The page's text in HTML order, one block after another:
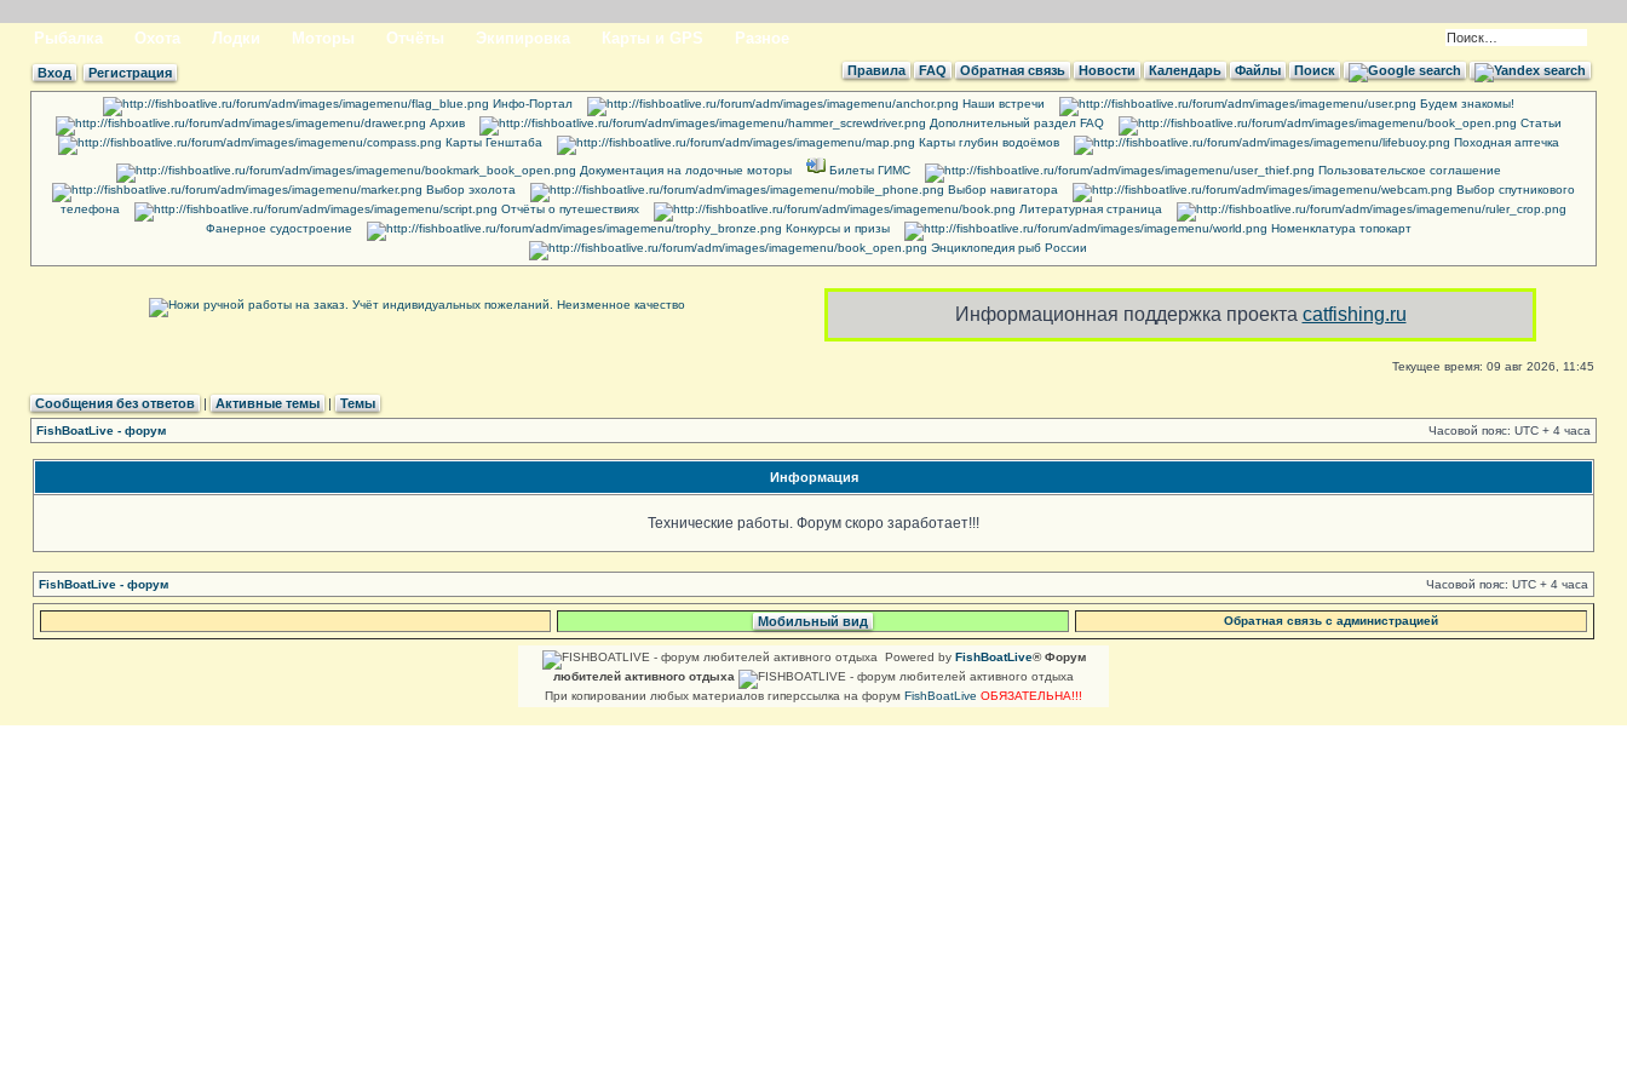
Рыбалка Охота Лодки Моторы Отчёты Экипировка Карты и GPS Разное
Вход Регистрация Правила FAQ Обратная связь Новости Календарь Файлы Поиск
Инфо-Портал Наши встречи
Будем знакомы!
Архив
Дополнительный раздел FAQ
Cтатьи
Карты Генштаба
Карты глубин водоёмов Походная аптечка
Документация на лодочные моторы Билеты ГИМС
Пользовательское соглашение
Выбор эхолота
Выбор навигатора
Выбор спутникового
телефона
Отчёты о путешествиях
Литературная страница
Фанерное судостроение
Конкурсы и призы
Номенклатура топокарт
Энциклопедия рыб России
Информационная поддержка проекта catfishing.ru
Текущее время: 09 авг 2026, 11:45
Сообщения без ответов | Активные темы | Темы
FishBoatLive - форум Часовой пояс: UTC + 4 часа
Информация
Технические работы. Форум скоро заработает!!!
FishBoatLive - форум Часовой пояс: UTC + 4 часа
Мобильный вид Обратная связь с администрацией
Powered by FishBoatLive® Форум
любителей активного отдыха
При копировании любых материалов гиперссылка на форум FishBoatLive ОБЯЗАТЕЛЬНА!!!